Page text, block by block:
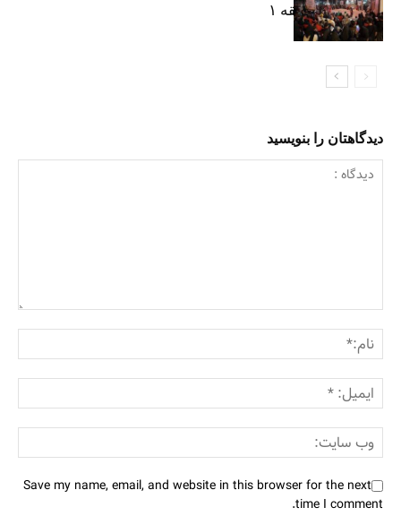
شهرداری منطقه ۱
دیدگاهتان را بنویسید
Save my name, email, and website in this browser for the next
time I comment.